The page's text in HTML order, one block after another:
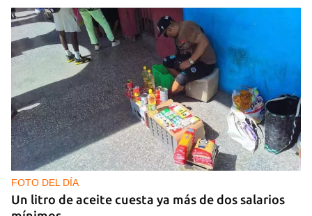
FOTO DEL DÍA
Un litro de aceite cuesta ya más de dos salarios